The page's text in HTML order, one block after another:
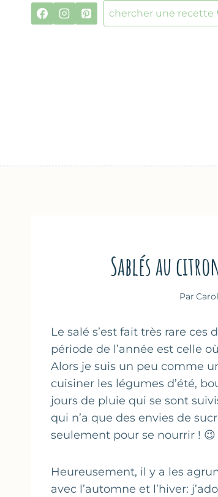
chercher une recette
Sablés au
Par
Le salé s’est fait très rare
période de l’année est celle
Alors je suis un peu comme
cuisiner les légumes d’été,
jours de pluie qui se sont
qui n’a que des envies de
seulement pour se nourrir ! 😉
Heureusement, il y a les
avec l’automne et l’hiver: